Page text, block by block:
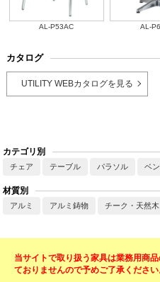
AL-P53AC AL-
カタログ
UTILITY WEBカタログを見る
カテゴリ別
チェア テーブル パラソル ベ
材質別
アルミ アルミ鋳物 チーク・天然木
当サイトで取り扱う家具は業務用商
ておりませんので予めご了承ください